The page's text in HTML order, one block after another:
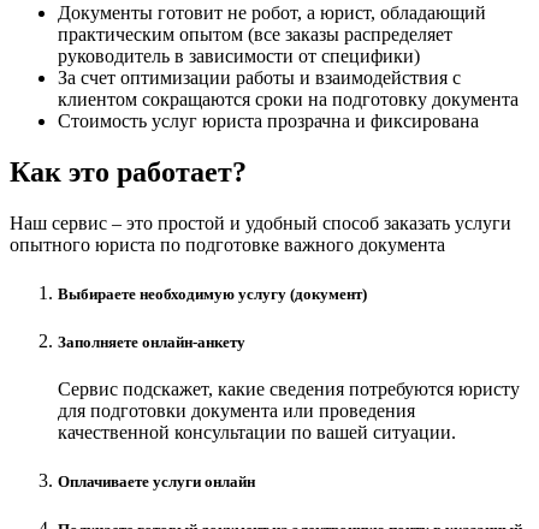
Документы готовит не робот, а юрист, обладающий
практическим опытом (все заказы распределяет
руководитель в зависимости от специфики)
За счет оптимизации работы и взаимодействия с
клиентом сокращаются сроки на подготовку документа
Стоимость услуг юриста прозрачна и фиксирована
Как это работает?
Наш сервис – это простой и удобный способ заказать услуги
опытного юриста по подготовке важного документа
Выбираете необходимую услугу (документ)
Заполняете онлайн-анкету
Сервис подскажет, какие сведения потребуются юристу
для подготовки документа или проведения
качественной консультации по вашей ситуации.
Оплачиваете услуги онлайн